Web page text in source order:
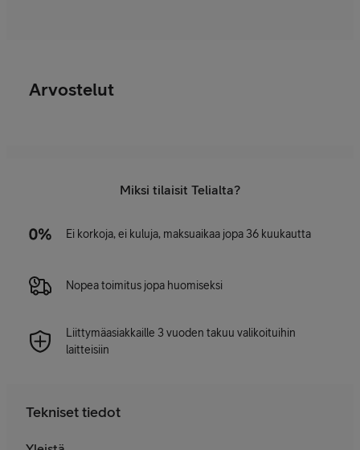
Arvostelut
Miksi tilaisit Telialta?
Ei korkoja, ei kuluja, maksuaikaa jopa 36 kuukautta
Nopea toimitus jopa huomiseksi
Liittymäasiakkaille 3 vuoden takuu valikoituihin
laitteisiin
Tekniset tiedot